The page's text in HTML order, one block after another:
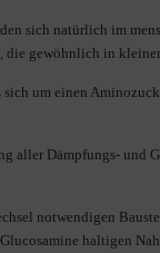
sich natürlich im
die gewöhnlich in
sich um einen
aller Dämpfungs- und
notwendigen
haltigen